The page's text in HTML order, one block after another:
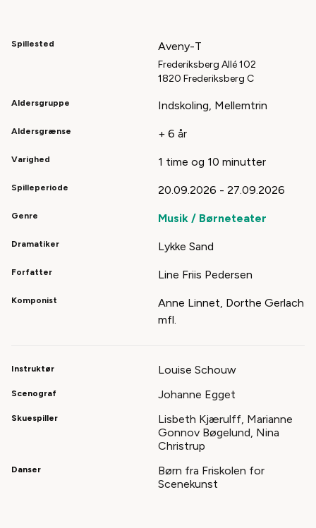
Spillested Aveny-T
Frederiksberg Allé 102
1820 Frederiksberg C
Aldersgruppe Indskoling, Mellemtrin
Aldersgrænse + 6 år
Varighed 1 time og 10 minutter
Spilleperiode 20.09.2026 - 27.09.2026
Genre Musik / Børneteater
Dramatiker Lykke Sand
Forfatter Line Friis Pedersen
Komponist
Anne Linnet, Dorthe Gerlach
mfl.
Instruktør Louise Schouw
Scenograf Johanne Egget
Skuespiller
Lisbeth Kjærulff, Marianne
Gonnov Bøgelund, Nina
Christrup
Danser
Børn fra Friskolen for
Scenekunst